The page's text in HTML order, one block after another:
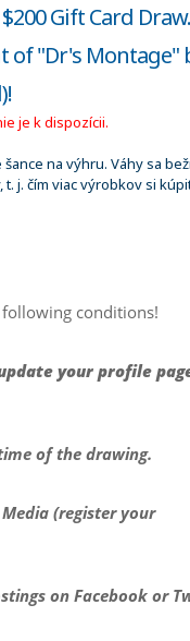
Gift Card Draw.
of "Dr's Montage"
je k dispozícii.
na výhru. Váhy sa
j. čím viac výrobkov si
conditions!
your profile
of the drawing.
(register your
on Facebook or